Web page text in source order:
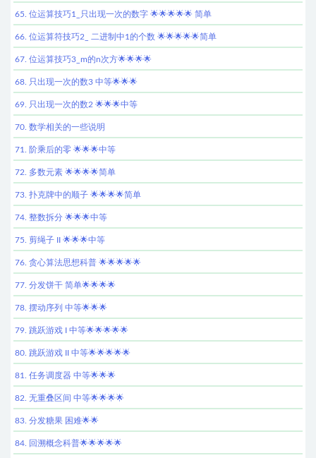
65. 位运算技巧1_只出现一次的数字 🌟🌟🌟🌟🌟 简单
66. 位运算符技巧2_ 二进制中1的个数 🌟🌟🌟🌟🌟简单
67. 位运算技巧3_m的n次方🌟🌟🌟🌟
68. 只出现一次的数3 中等🌟🌟🌟
69. 只出现一次的数2 🌟🌟🌟中等
70. 数学相关的一些说明
71. 阶乘后的零 🌟🌟🌟中等
72. 多数元素 🌟🌟🌟🌟简单
73. 扑克牌中的顺子 🌟🌟🌟🌟简单
74. 整数拆分 🌟🌟🌟中等
75. 剪绳子 II 🌟🌟🌟中等
76. 贪心算法思想科普 🌟🌟🌟🌟🌟
77. 分发饼干 简单🌟🌟🌟🌟
78. 摆动序列 中等🌟🌟🌟
79. 跳跃游戏 I 中等🌟🌟🌟🌟🌟
80. 跳跃游戏 II 中等🌟🌟🌟🌟🌟
81. 任务调度器 中等🌟🌟🌟
82. 无重叠区间 中等🌟🌟🌟🌟
83. 分发糖果 困难🌟🌟
84. 回溯概念科普🌟🌟🌟🌟🌟